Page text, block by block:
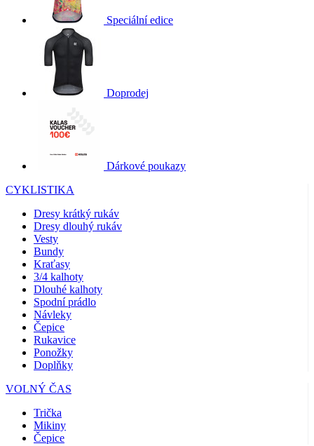
Speciální edice
Doprodej
Dárkové poukazy
CYKLISTIKA
Dresy krátký rukáv
Dresy dlouhý rukáv
Vesty
Bundy
Kraťasy
3/4 kalhoty
Dlouhé kalhoty
Spodní prádlo
Návleky
Čepice
Rukavice
Ponožky
Doplňky
VOLNÝ ČAS
Trička
Mikiny
Čepice